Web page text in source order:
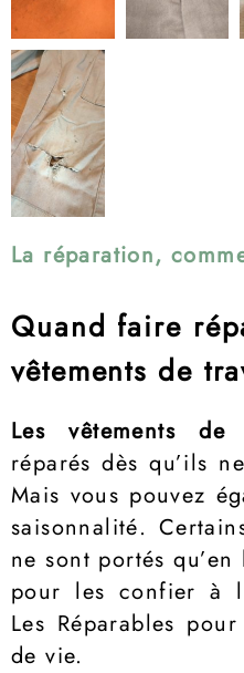
La réparation,
Quand faire
vêtements de
Les vêtements
réparés dès qu’ils
Mais vous pouvez
saisonnalité.
ne sont portés
pour les confier à
Les Réparables
de vie.